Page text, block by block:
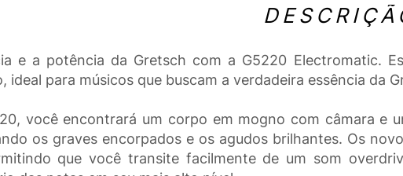
e a potência da Gretsch com a G5220 Electromatic.
ideal para músicos que buscam a verdadeira essência da
você encontrará um corpo em mogno com câmara e
os graves encorpados e os agudos brilhantes. Os
que você transite facilmente de um som